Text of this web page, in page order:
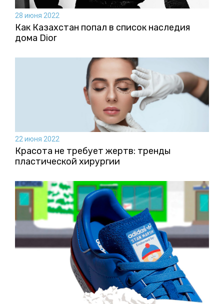
28 июня 2022
Как Казахстан попал в список наследия
дома Dior
22 июня 2022
Красота не требует жертв: тренды
пластической хирургии